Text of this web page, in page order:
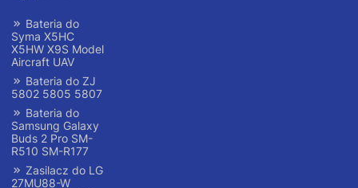
Bateria do
Syma X5HC
X5HW X9S Model
Aircraft UAV
Bateria do ZJ
5802 5805 5807
Bateria do
Samsung Galaxy
Buds 2 Pro SM-
R510 SM-R177
Zasilacz do LG
27MU88-W